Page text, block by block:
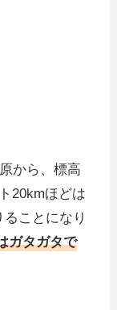
から、標高
20kmほどは
ことになり
ガタガタで